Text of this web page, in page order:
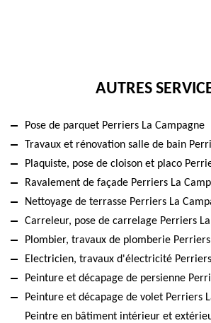
AUTRES
Pose de parquet Perriers La Campagne
Travaux et rénovation salle de bain
Plaquiste, pose de cloison et placo
Ravalement de façade Perriers La
Nettoyage de terrasse Perriers La
Carreleur, pose de carrelage Perriers
Plombier, travaux de plomberie
Electricien, travaux d'électricité
Peinture et décapage de persienne
Peinture et décapage de volet Perriers
Peintre en bâtiment intérieur et